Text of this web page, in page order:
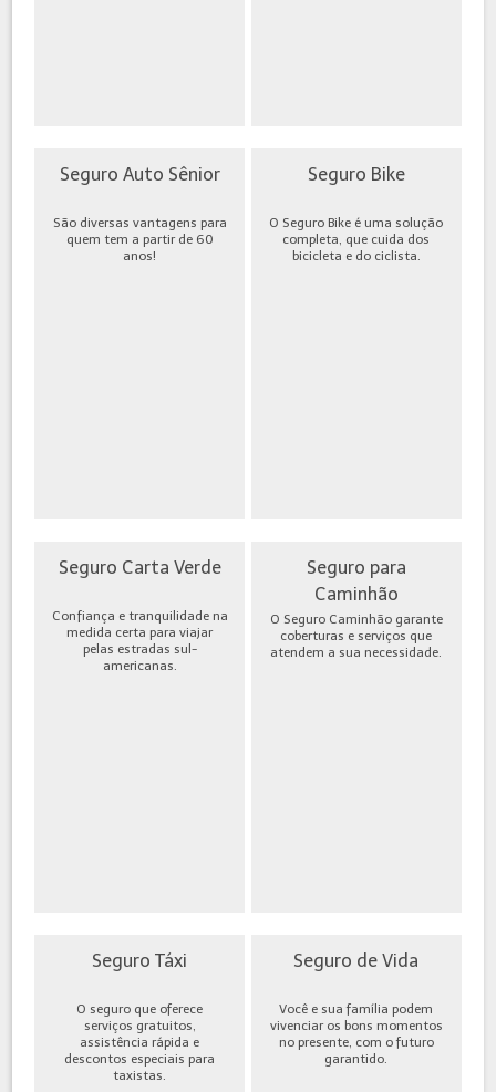
Seguro Auto Sênior
São diversas vantagens para
quem tem a partir de 60
anos!
Seguro Bike
O Seguro Bike é uma solução
completa, que cuida dos
bicicleta e do ciclista.
Seguro Carta Verde
Confiança e tranquilidade na
medida certa para viajar
pelas estradas sul-
americanas.
Seguro para
Caminhão
O Seguro Caminhão garante
coberturas e serviços que
atendem a sua necessidade.
Seguro Táxi
O seguro que oferece
serviços gratuitos,
assistência rápida e
descontos especiais para
taxistas.
Seguro de Vida
Você e sua família podem
vivenciar os bons momentos
no presente, com o futuro
garantido.